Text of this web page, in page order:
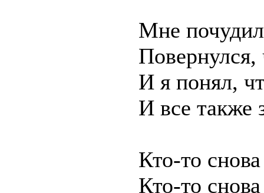
Мне
Повернулся,
И я понял,
И все также
Кто-то
Кто-то